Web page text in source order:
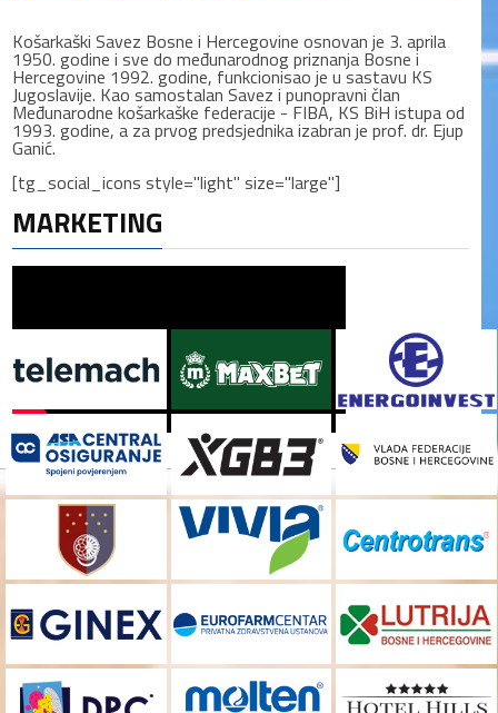
Košarkaški Savez Bosne i Hercegovine osnovan je 3. aprila
1950. godine i sve do međunarodnog priznanja Bosne i
Hercegovine 1992. godine, funkcionisao je u sastavu KS
Jugoslavije. Kao samostalan Savez i punopravni član
Međunarodne košarkaške federacije - FIBA, KS BiH istupa od
1993. godine, a za prvog predsjednika izabran je prof. dr. Ejup
Ganić.
[tg_social_icons style="light" size="large"]
MARKETING